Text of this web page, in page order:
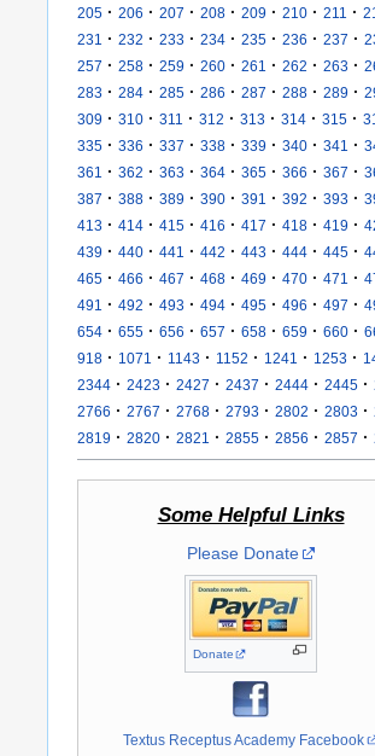
205 · 206 · 207 · 208 · 209 · 210 · 211 ·
231
· 232 · 233 · 234 · 235 · 236 · 237 ·
257 · 258 · 259 · 260 · 261 · 262 · 263 ·
283 · 284 · 285 · 286 · 287 · 288 · 289 ·
309 · 310 · 311 · 312 · 313 · 314 · 315 ·
335 · 336 · 337 · 338 · 339 · 340 · 341 ·
361
· 362 · 363 · 364 · 365 · 366 · 367 ·
387 · 388 · 389 · 390 · 391 · 392 · 393 ·
413 · 414 · 415 · 416 · 417 · 418 · 419 ·
439 · 440 · 441 · 442 · 443 · 444 · 445 ·
465 · 466 · 467 · 468 · 469 · 470 · 471 ·
491
· 492 · 493 · 494 · 495 · 496 · 497 ·
654 · 655 · 656 · 657 · 658 · 659 · 660 ·
918 · 1071 · 1143 · 1152 · 1241 · 1253 ·
2344 · 2423 · 2427 · 2437 · 2444 · 2445 ·
2766 · 2767 · 2768 · 2793 · 2802 · 2803 ·
2819 · 2820 · 2821 · 2855 · 2856 · 2857 ·
Some Helpful Links
Please Donate
Donate
Textus Receptus Academy Facebook